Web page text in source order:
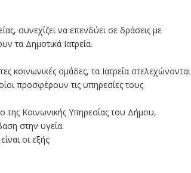
συνεχίζει να επενδύει σε δράσεις με
τα Δημοτικά Ιατρεία.
κοινωνικές ομάδες, τα Ιατρεία στελεχώνονται
προσφέρουν τις υπηρεσίες τους
Κοινωνικής Υπηρεσίας του Δήμου,
στην υγεία.
οι εξής: